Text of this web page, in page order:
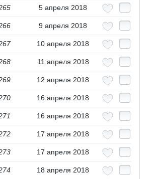
5 апреля 2018
9 апреля 2018
10 апреля 2018
11 апреля 2018
12 апреля 2018
16 апреля 2018
16 апреля 2018
17 апреля 2018
17 апреля 2018
18 апреля 2018